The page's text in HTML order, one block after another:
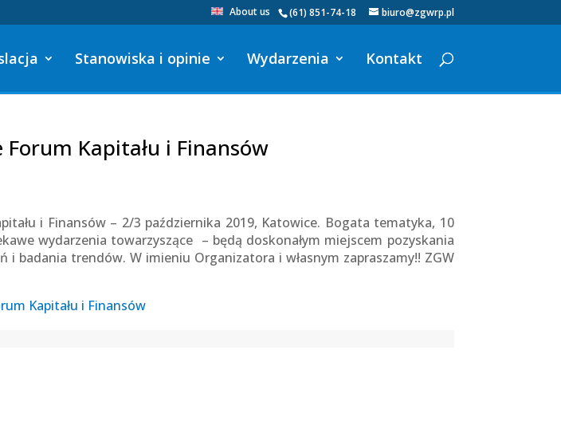
(61) 851-74-18 biuro@zgwrp.pl
About us
Stanowiska i opinie Wydarzenia Kontakt
Forum Kapitału i Finansów
i Finansów – 2/3 października 2019, Katowice. Bogata tematyka, 10
wydarzenia towarzyszące – będą doskonałym miejscem pozyskania
i badania trendów. W imieniu Organizatora i własnym zapraszamy!! ZGW
Kapitału i Finansów